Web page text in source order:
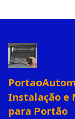
Instalação e
para Portão